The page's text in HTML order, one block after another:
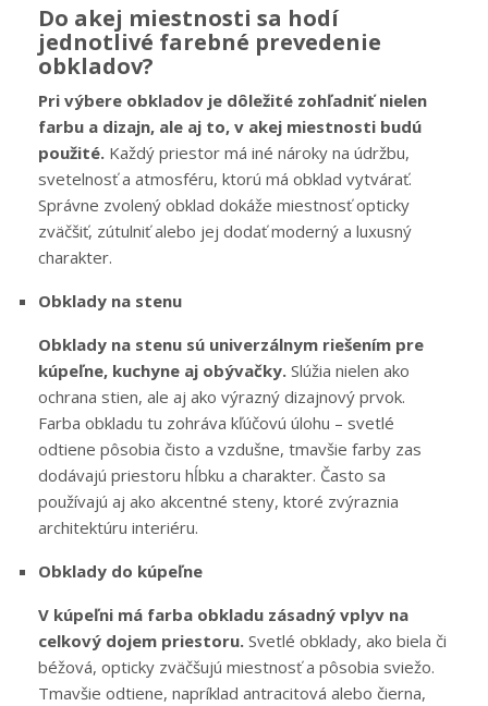
Do akej miestnosti sa hodí
jednotlivé farebné prevedenie
obkladov?
Pri výbere obkladov je dôležité zohľadniť nielen
farbu a dizajn, ale aj to, v akej miestnosti budú
použité. Každý priestor má iné nároky na údržbu,
svetelnosť a atmosféru, ktorú má obklad vytvárať.
Správne zvolený obklad dokáže miestnosť opticky
zväčšiť, zútulniť alebo jej dodať moderný a luxusný
charakter.
Obklady na stenu
Obklady na stenu sú univerzálnym riešením pre
kúpeľne, kuchyne aj obývačky. Slúžia nielen ako
ochrana stien, ale aj ako výrazný dizajnový prvok.
Farba obkladu tu zohráva kľúčovú úlohu – svetlé
odtiene pôsobia čisto a vzdušne, tmavšie farby zas
dodávajú priestoru hĺbku a charakter. Často sa
používajú aj ako akcentné steny, ktoré zvýraznia
architektúru interiéru.
Obklady do kúpeľne
V kúpeľni má farba obkladu zásadný vplyv na
celkový dojem priestoru. Svetlé obklady, ako biela či
béžová, opticky zväčšujú miestnosť a pôsobia sviežo.
Tmavšie odtiene, napríklad antracitová alebo čierna,